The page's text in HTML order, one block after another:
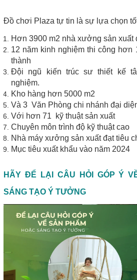
Đồ chơi Plaza tự tin là sự lựa chọn
Hơn 3900 m2 nhà xưởng sản xuất
12 năm kinh nghiệm thi công hơn
thành
Đội ngũ kiến trúc sư thiết kế
nghiệm.
Kho hàng hơn 5000 m2
Và 3 Văn Phòng chi nhánh đại
Với hơn 71 kỹ thuật sản xuất
Chuyên môn trình độ kỹ thuật cao
Nhà máy xưởng sản xuất đạt tiêu
Mục tiêu xuất khẩu vào năm 2024
HÃY ĐỂ LẠI CÂU HỎI GÓP Ý
SÁNG TẠO Ý TƯỞNG